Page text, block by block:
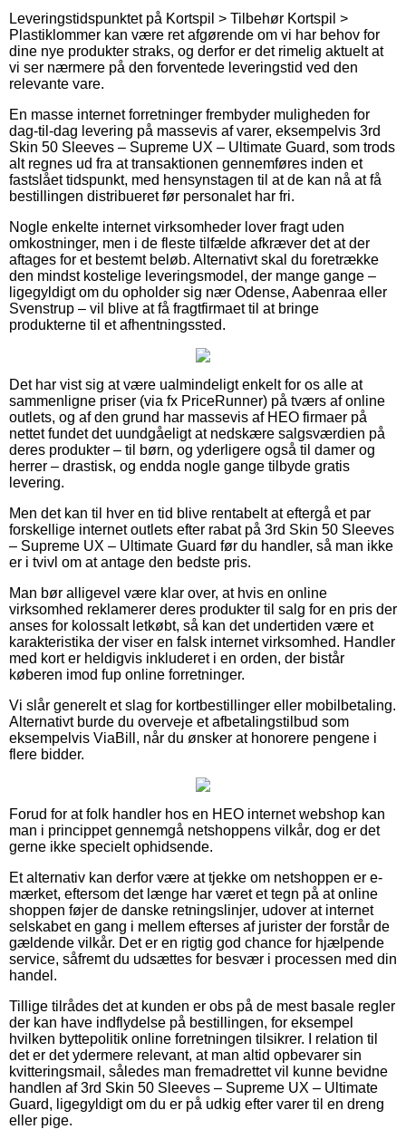
Leveringstidspunktet på Kortspil > Tilbehør Kortspil >
Plastiklommer kan være ret afgørende om vi har behov for
dine nye produkter straks, og derfor er det rimelig aktuelt at
vi ser nærmere på den forventede leveringstid ved den
relevante vare.
En masse internet forretninger frembyder muligheden for
dag-til-dag levering på massevis af varer, eksempelvis 3rd
Skin 50 Sleeves – Supreme UX – Ultimate Guard, som trods
alt regnes ud fra at transaktionen gennemføres inden et
fastslået tidspunkt, med hensynstagen til at de kan nå at få
bestillingen distribueret før personalet har fri.
Nogle enkelte internet virksomheder lover fragt uden
omkostninger, men i de fleste tilfælde afkræver det at der
aftages for et bestemt beløb. Alternativt skal du foretrække
den mindst kostelige leveringsmodel, der mange gange –
ligegyldigt om du opholder sig nær Odense, Aabenraa eller
Svenstrup – vil blive at få fragtfirmaet til at bringe
produkterne til et afhentningssted.
Det har vist sig at være ualmindeligt enkelt for os alle at
sammenligne priser (via fx PriceRunner) på tværs af online
outlets, og af den grund har massevis af HEO firmaer på
nettet fundet det uundgåeligt at nedskære salgsværdien på
deres produkter – til børn, og yderligere også til damer og
herrer – drastisk, og endda nogle gange tilbyde gratis
levering.
Men det kan til hver en tid blive rentabelt at eftergå et par
forskellige internet outlets efter rabat på 3rd Skin 50 Sleeves
– Supreme UX – Ultimate Guard før du handler, så man ikke
er i tvivl om at antage den bedste pris.
Man bør alligevel være klar over, at hvis en online
virksomhed reklamerer deres produkter til salg for en pris der
anses for kolossalt letkøbt, så kan det undertiden være et
karakteristika der viser en falsk internet virksomhed. Handler
med kort er heldigvis inkluderet i en orden, der bistår
køberen imod fup online forretninger.
Vi slår generelt et slag for kortbestillinger eller mobilbetaling.
Alternativt burde du overveje et afbetalingstilbud som
eksempelvis ViaBill, når du ønsker at honorere pengene i
flere bidder.
Forud for at folk handler hos en HEO internet webshop kan
man i princippet gennemgå netshoppens vilkår, dog er det
gerne ikke specielt ophidsende.
Et alternativ kan derfor være at tjekke om netshoppen er e-
mærket, eftersom det længe har været et tegn på at online
shoppen føjer de danske retningslinjer, udover at internet
selskabet en gang i mellem efterses af jurister der forstår de
gældende vilkår. Det er en rigtig god chance for hjælpende
service, såfremt du udsættes for besvær i processen med din
handel.
Tillige tilrådes det at kunden er obs på de mest basale regler
der kan have indflydelse på bestillingen, for eksempel
hvilken byttepolitik online forretningen tilsikrer. I relation til
det er det ydermere relevant, at man altid opbevarer sin
kvitteringsmail, således man fremadrettet vil kunne bevidne
handlen af 3rd Skin 50 Sleeves – Supreme UX – Ultimate
Guard, ligegyldigt om du er på udkig efter varer til en dreng
eller pige.